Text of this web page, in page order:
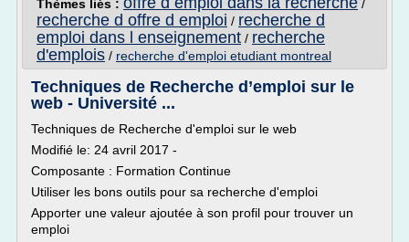
Thèmes liés :
/
recherche d offre d emploi / recherche d
emploi dans l enseignement / recherche
d'emplois / recherche d'emploi etudiant montreal
Techniques de Recherche d’emploi sur le
web - Université ...
Techniques de Recherche d'emploi sur le web
Modifié le: 24 avril 2017 -
Composante : Formation Continue
Utiliser les bons outils pour sa recherche d'emploi
Apporter une valeur ajoutée à son profil pour trouver un
emploi